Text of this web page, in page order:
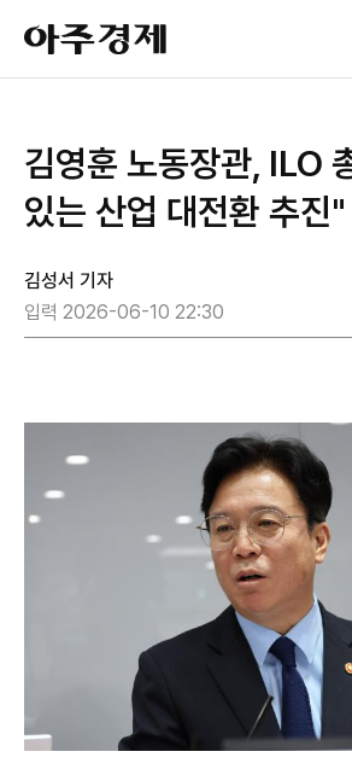
아
주
경
김영훈 노동장관, ILO
있는 산업 대전환 추진
김성서 기자
입력 2026-06-10 22:30